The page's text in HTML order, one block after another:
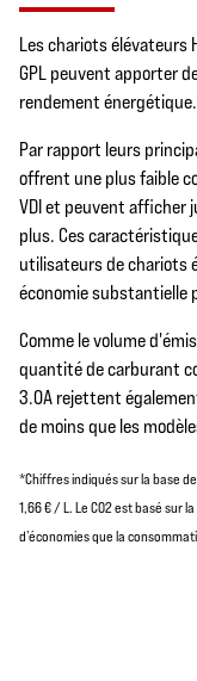
Les chariots élévateurs
GPL peuvent apporter
rendement énergétique.
Par rapport leurs
offrent une plus faible
VDI et peuvent afficher
plus. Ces
utilisateurs de chariots
économie substantielle
Comme le volume
quantité de carburant
3.0A rejettent
de moins que les
*Chiffres indiqués sur la base
1,66 € / L. Le CO2 est basé sur
d’économies que la